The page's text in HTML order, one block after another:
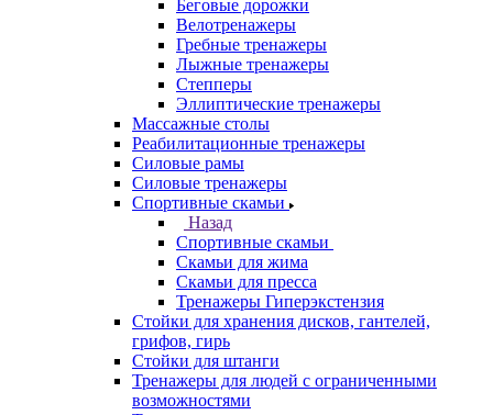
Беговые дорожки
Велотренажеры
Гребные тренажеры
Лыжные тренажеры
Степперы
Эллиптические тренажеры
Массажные столы
Реабилитационные тренажеры
Силовые рамы
Силовые тренажеры
Спортивные скамьи
Назад
Спортивные скамьи
Скамьи для жима
Скамьи для пресса
Тренажеры Гиперэкстензия
Стойки для хранения дисков, гантелей,
грифов, гирь
Стойки для штанги
Тренажеры для людей с ограниченными
возможностями